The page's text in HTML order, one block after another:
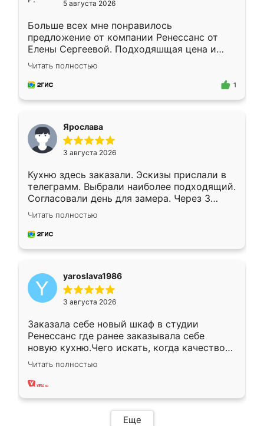
5 августа 2026
Больше всех мне понравилось
предложение от компании Ренессанс от
Елены Сергеевой. Подходяшщая цена и
короткие сроки изготовления. Приехавший
для замера сотрудник Владислав
предложил по моему эскизу самый
Читать полностью
1
Ярослава
3 августа 2026
Кухню здесь заказали. Эскизы прислали в
телеграмм. Выбрали наиболее подходящий.
Согласовали день для замера. Через 3
недели кухня была уже готова. Остались
довольны работой. Спасибо Ренессанс
мебель за качественную работу!
Читать полностью
yaroslava1986
3 августа 2026
Заказала себе новый шкаф в студии
Ренессанс где ранее заказывала себе
новую кухню.Чего искать, когда качеством
вполне довольна. Служит кухня уже почти
два года, нареканий нет.
Читать полностью
Еще